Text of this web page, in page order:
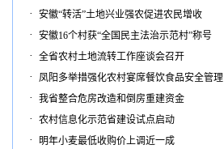
· 安徽“转活”土地兴业强农促进农民增收
· 安徽16个村获“全国民主法治示范村”称号
· 全省农村土地流转工作座谈会召开
· 凤阳多举措强化农村宴席餐饮食品安全管理
· 我省整合危房改造和倒房重建资金
· 农村信息化示范省建设试点启动
· 明年小麦最低收购价上调近一成